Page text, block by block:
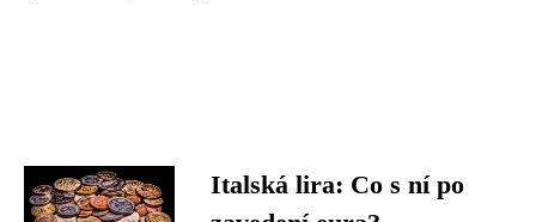
Italská lira: Co s ní po